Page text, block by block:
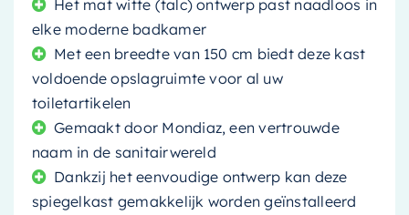
Het mat witte (talc) ontwerp past naadloos in
elke moderne badkamer
Met een breedte van 150 cm biedt deze kast
voldoende opslagruimte voor al uw
toiletartikelen
Gemaakt door Mondiaz, een vertrouwde
naam in de sanitairwereld
Dankzij het eenvoudige ontwerp kan deze
spiegelkast gemakkelijk worden geïnstalleerd